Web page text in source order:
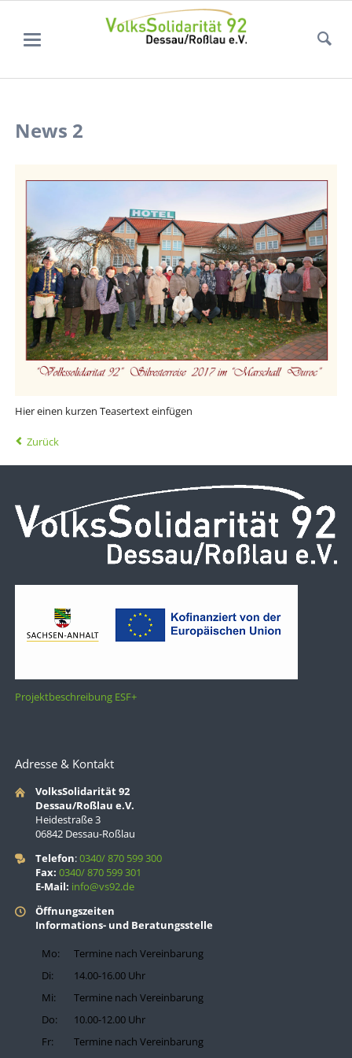
News 2
Hier einen kurzen Teasertext einfügen
Zurück
Projektbeschreibung ESF+
Adresse & Kontakt
VolksSolidarität 92
Dessau/Roßlau e.V.
Heidestraße 3
06842 Dessau-Roßlau
Telefon:0340/ 870 599 300
Fax: 0340/ 870 599 301
E-Mail: info@vs92.de
Öffnungszeiten
Informations- und Beratungsstelle
Mo:
Termine nach Vereinbarung
Di:
14.00-16.00 Uhr
Mi:
Termine nach Vereinbarung
Do:
10.00-12.00 Uhr
Fr:
Termine nach Vereinbarung